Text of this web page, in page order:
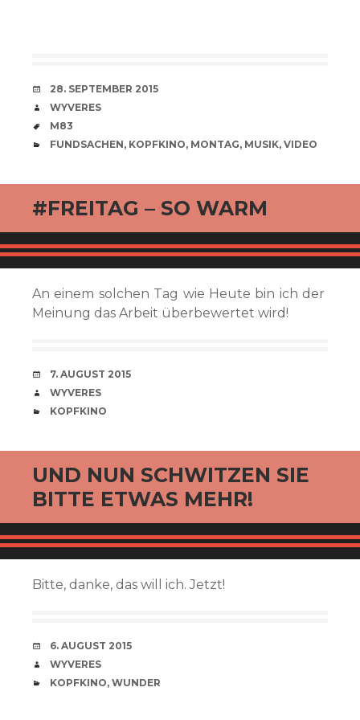
VERABREDUNG
28. SEPTEMBER 2015
VERFASSER
WYVERES
SCHLAGWÖRTER
M83
CATEGORIES
FUNDSACHEN, KOPFKINO, MONTAG, MUSIK, VIDEO
#FREITAG – SO WARM
An einem solchen Tag wie Heute bin ich der
Meinung das Arbeit überbewertet wird!
VERABREDUNG
7. AUGUST 2015
VERFASSER
WYVERES
CATEGORIES
KOPFKINO
UND NUN SCHWITZEN SIE
BITTE ETWAS MEHR!
Bitte, danke, das will ich. Jetzt!
VERABREDUNG
6. AUGUST 2015
VERFASSER
WYVERES
CATEGORIES
KOPFKINO, WUNDER